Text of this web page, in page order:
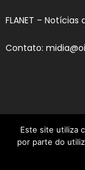
FLANET – Notícias
Contato:
Este site utiliza
por parte do